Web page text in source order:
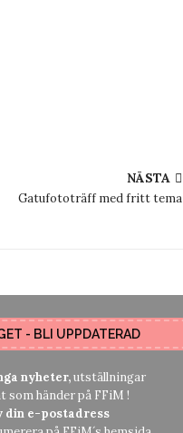
NÄSTA
Gatufototräff med fritt tema
- BLI UPPDATERAD
nyheter,utställningar
som händer på FFiM !
din e-postadress